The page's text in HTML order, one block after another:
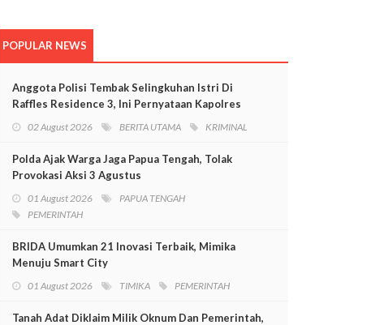
POPULAR NEWS
Anggota Polisi Tembak Selingkuhan Istri Di
Raffles Residence 3, Ini Pernyataan Kapolres
02 August 2026 BERITA UTAMA KRIMINAL
Polda Ajak Warga Jaga Papua Tengah, Tolak
Provokasi Aksi 3 Agustus
01 August 2026
PAPUA TENGAH
PEMERINTAH
BRIDA Umumkan 21 Inovasi Terbaik, Mimika
Menuju Smart City
01 August 2026 TIMIKA PEMERINTAH
Tanah Adat Diklaim Milik Oknum Dan Pemerintah,